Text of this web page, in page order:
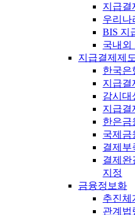
지급결
우리나
BIS 지
국내외
지급결제제
한국은
지급결
감시대
지급결
한은금
국제금
결제부
결제완
지정
금융정보화
추진체
관계법